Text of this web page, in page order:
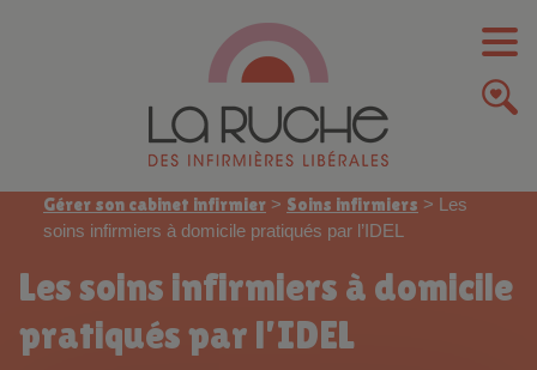
Gérer son cabinet infirmier > Soins infirmiers > Les
soins infirmiers à domicile pratiqués par l’IDEL
Les soins infirmiers à domicile
pratiqués par l’IDEL